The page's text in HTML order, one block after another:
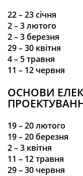
22 – 23січня
2 – 3лютого
2 – 3березня
29 – 30 квітня
4 – 5 травня
11 – 12 червня
ОСНОВИ
19 – 20лютого
19 – 20березня
2 – 3 квітня
11 – 12 травня
29 – 30 червня